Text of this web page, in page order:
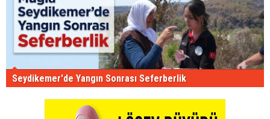
Seydikemer'de Yangın Sonrası Seferberlik